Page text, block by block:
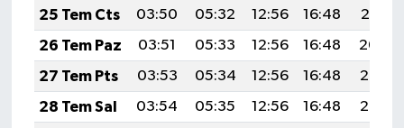
25 Tem Cts
03:50 05:32 12:56 16:48
20:10
26 Tem Paz
03:51 05:33 12:56 16:48
20:09
27 Tem Pts
03:53 05:34 12:56 16:48
20:08
28 Tem Sal
03:54 05:35 12:56 16:48
20:07